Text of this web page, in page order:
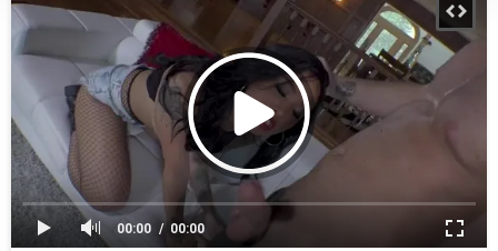
00:00 00:00